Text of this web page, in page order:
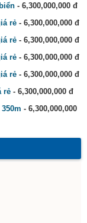
- 6,300,000,000 đ
rẻ - 6,300,000,000 đ
rẻ - 6,300,000,000 đ
rẻ - 6,300,000,000 đ
rẻ - 6,300,000,000 đ
rẻ - 6,300,000,000 đ
- 6,300,000,000